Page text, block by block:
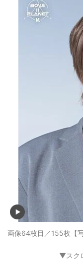
画像64枚目／155枚
▼スク